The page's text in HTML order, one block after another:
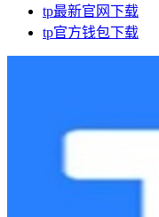
tp最新官网下载
tp官方钱包下载